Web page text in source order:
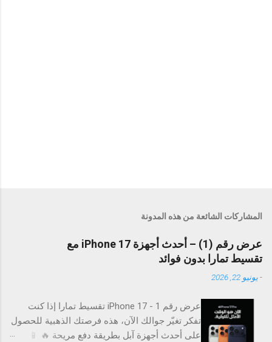
المشاركات الشائعة من هذه المدونة
عرض رقم (1) – أحدث أجهزة iPhone 17 مع
تقسيط تمارا بدون فوائد
-يونيو 22, 2026
عرض رقم 1 - iPhone 17 تقسيط تمارا إذا كنت
تفكر تغيّر جوالك الآن، هذه فرصتك الذهبية للحصول
على أحدث أجهزة آبل بطريقة دفع مريحة 🔥 📱